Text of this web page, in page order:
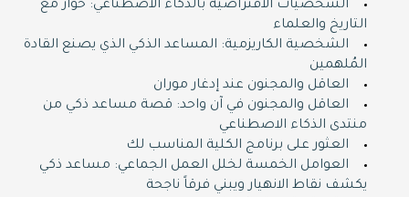
الشخصيات الافتراضية بالذكاء الاصطناعي: حوار مع
التاريخ والعلماء
الشخصية الكاريزمية: المساعد الذكي الذي يصنع القادة
المُلهمين
العاقل والمجنون عند إدغار موران
العاقل والمجنون في آن واحد: قصة مساعد ذكي من
منتدى الذكاء الاصطناعي
العثور على برنامج الكلية المناسب لك
العوامل الخمسة لخلل العمل الجماعي: مساعد ذكي
يكشف نقاط الانهيار ويبني فرقاً ناجحة